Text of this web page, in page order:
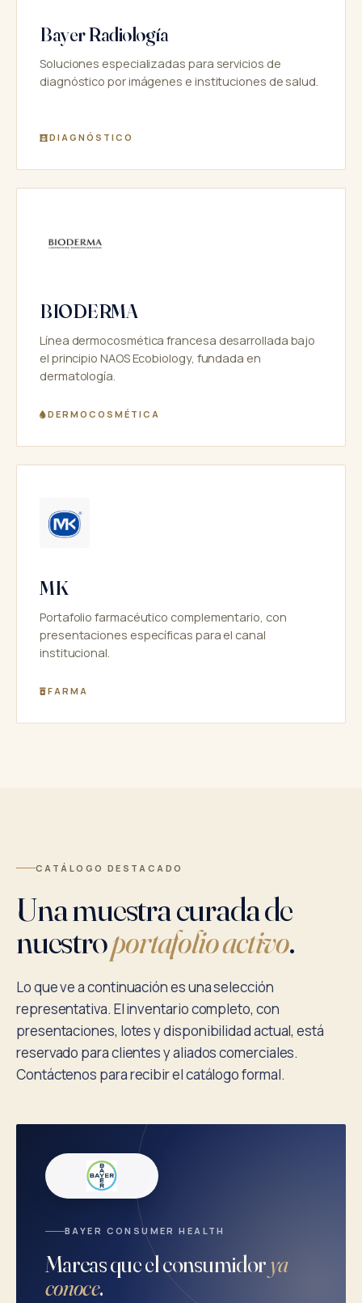
Bayer Radiología
Soluciones especializadas para servicios de
diagnóstico por imágenes e instituciones de salud.
DIAGNÓSTICO
BIODERMA
Línea dermocosmética francesa desarrollada bajo
el principio NAOS Ecobiology, fundada en
dermatología.
DERMOCOSMÉTICA
MK
Portafolio farmacéutico complementario, con
presentaciones específicas para el canal
institucional.
FARMA
CATÁLOGO DESTACADO
Una muestra curada de
nuestroportafolio activo.
Lo que ve a continuación es una selección
representativa. El inventario completo, con
presentaciones, lotes y disponibilidad actual, está
reservado para clientes y aliados comerciales.
Contáctenos para recibir el catálogo formal.
BAYER CONSUMER HEALTH
Marcas que el consumidorya
conoce.